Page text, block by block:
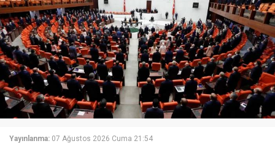
Yayınlanma: 07 Ağustos 2026 Cuma 21:54